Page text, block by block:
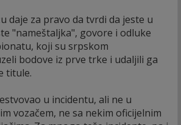
daje za pravo da tvrdi da jeste u
"nameštaljka", govore i odluke
koji su srpskom
bodove iz prve trke i udaljili ga
titule.
u incidentu, ali ne u
vozačem, ne sa nekim oficijelnim